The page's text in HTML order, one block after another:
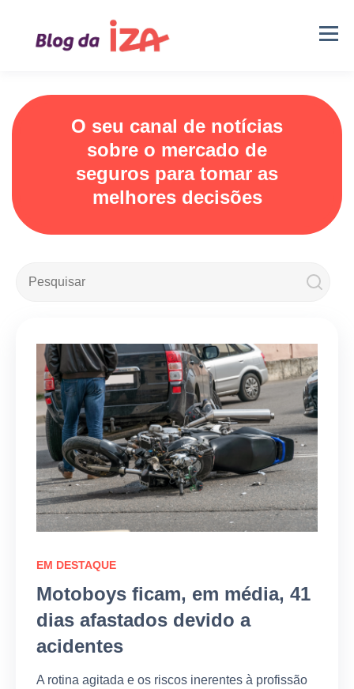
O seu canal de notícias
sobre o mercado de
seguros para tomar as
melhores decisões
Este é um campo de pesquisa com recurso de sugestão
EM DESTAQUE
Motoboys ficam, em média, 41
dias afastados devido a
acidentes
A rotina agitada e os riscos inerentes à profissão